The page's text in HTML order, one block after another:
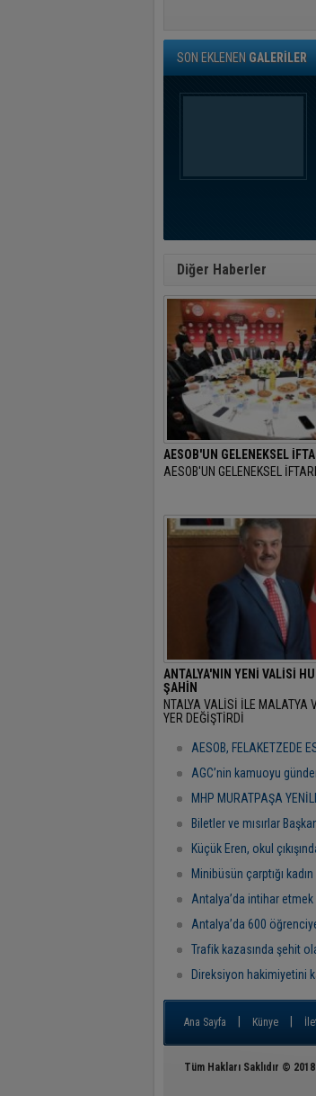
SON EKLENEN GALERİLER
Diğer Haberler
AESOB'UN GELENEKSEL
AESOB'UN GELENEKSEL İFTARI
ANTALYA'NIN YENİ VALİSİ
ŞAHİN
NTALYA VALİSİ İLE MALATYA
YER DEĞİŞTİRDİ
AESOB, FELAKETZEDE
AGC’nin kamuoyu
MHP MURATPAŞA
Biletler ve mısırlar
Küçük Eren, okul
Minibüsün çarptığı
Antalya’da intihar etmek
Antalya’da 600
Trafik kazasında şehit
Direksiyon hakimiyetini
Ana Sayfa Künye
Tüm Hakları Saklıdır © 2018